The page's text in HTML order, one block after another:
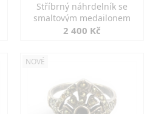
Stříbrný náhrdelník se
smaltovým medailonem
2 400 Kč
NOVÉ